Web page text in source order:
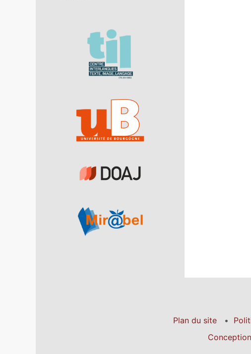
Affiliations/partenaires
Plan du site